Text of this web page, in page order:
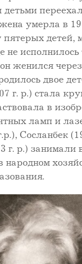
умерла в
пятерых детей,
не исполнилось
женился
двое
г. р.) стала
в
ламп и
Сосланбек
г. р.) занимали
народном